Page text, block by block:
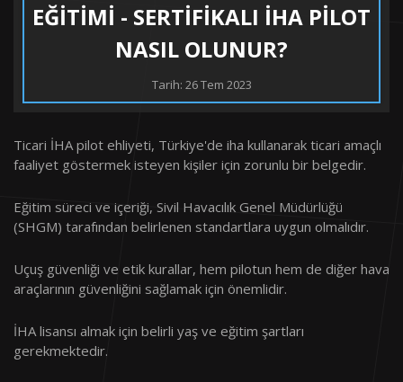
EĞITIMI - SERTIFIKALI İHA PILOT
NASIL OLUNUR?
Tarih: 26 Tem 2023
Ticari İHA pilot ehliyeti, Türkiye'de iha kullanarak ticari amaçlı
faaliyet göstermek isteyen kişiler için zorunlu bir belgedir.
Eğitim süreci ve içeriği, Sivil Havacılık Genel Müdürlüğü
(SHGM) tarafından belirlenen standartlara uygun olmalıdır.
Uçuş güvenliği ve etik kurallar, hem pilotun hem de diğer hava
araçlarının güvenliğini sağlamak için önemlidir.
İHA lisansı almak için belirli yaş ve eğitim şartları
gerekmektedir.